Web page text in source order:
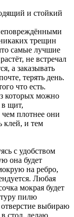
и стойкий
трещин
самые лучшие
не встречал
а заказывать
терять день.
что есть.
которых можно
в щит,
чем плотнее они
клей, и тем
с удобством
она будет
на ребро,
Любая
мокрая будет
пилю
выбираю